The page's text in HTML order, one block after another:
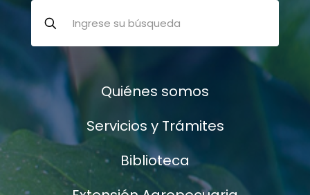
Quiénes somos
Servicios y Trámites
Biblioteca